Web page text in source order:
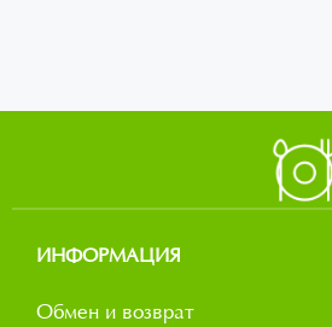
ИНФОРМАЦИЯ
Обмен и возврат